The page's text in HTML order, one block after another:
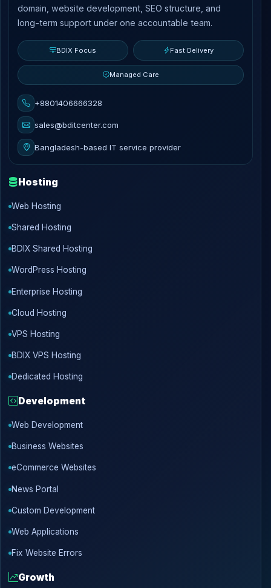
domain, website development, SEO structure, and
long-term support under one accountable team.
BDIX Focus Fast Delivery
Managed Care
+8801406666328
sales@bditcenter.com
Bangladesh-based IT service provider
Hosting
Web Hosting
Shared Hosting
BDIX Shared Hosting
WordPress Hosting
Enterprise Hosting
Cloud Hosting
VPS Hosting
BDIX VPS Hosting
Dedicated Hosting
Development
Web Development
Business Websites
eCommerce Websites
News Portal
Custom Development
Web Applications
Fix Website Errors
Growth